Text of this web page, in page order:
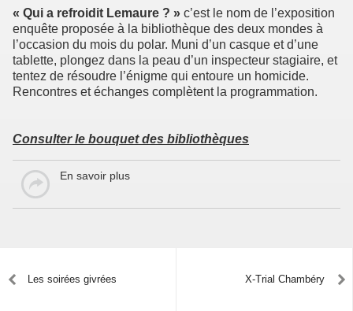
« Qui a refroidit Lemaure ? » c’est le nom de l’exposition
enquête proposée à la bibliothèque des deux mondes à
l’occasion du mois du polar. Muni d’un casque et d’une
tablette, plongez dans la peau d’un inspecteur stagiaire, et
tentez de résoudre l’énigme qui entoure un homicide.
Rencontres et échanges complètent la programmation.
Consulter le bouquet des bibliothèques
En savoir plus
Les soirées givrées X-Trial Chambéry